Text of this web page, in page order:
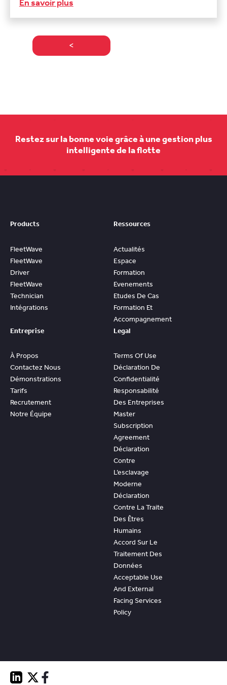
En savoir plus
<
Restez sur la bonne voie grâce à une gestion plus
intelligente de la flotte
Products
FleetWave
FleetWave
Driver
FleetWave
Technician
Intégrations
Ressources
Actualités
Espace
Formation
Evenements
Etudes De Cas
Formation Et
Accompagnement
Entreprise
À Propos
Contactez Nous
Démonstrations
Tarifs
Recrutement
Notre Équipe
Legal
Terms Of Use
Déclaration De
Confidentialité
Responsabilité
Des Entreprises
Master
Subscription
Agreement
Déclaration
Contre
L’esclavage
Moderne
Déclaration
Contre La Traite
Des Êtres
Humains
Accord Sur Le
Traitement Des
Données
Acceptable Use
And External
Facing Services
Policy